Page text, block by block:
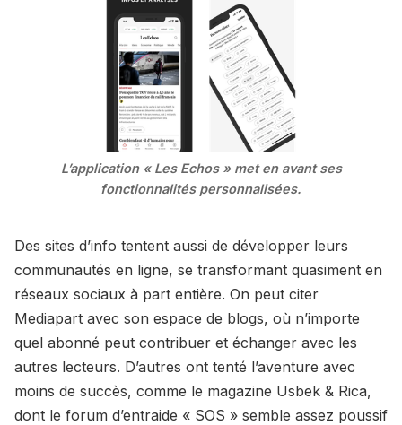
L’application « Les Echos » met en avant ses
fonctionnalités personnalisées.
Des sites d’info tentent aussi de développer leurs
communautés en ligne, se transformant quasiment en
réseaux sociaux à part entière. On peut citer
Mediapart avec son espace de blogs, où n’importe
quel abonné peut contribuer et échanger avec les
autres lecteurs. D’autres ont tenté l’aventure avec
moins de succès, comme le magazine Usbek & Rica,
dont le forum d’entraide « SOS » semble assez poussif